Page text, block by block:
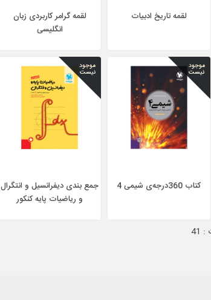
لقمه تاریخ ادبیات
لقمه گرامر کاربردی زبان
انگلیسی
موجود
نیست
کتاب 360درجه‌ی شیمی 4
موجود
نیست
جمع بندی دیفرانسیل و انتگرال
و ریاضیات پایه کنکور